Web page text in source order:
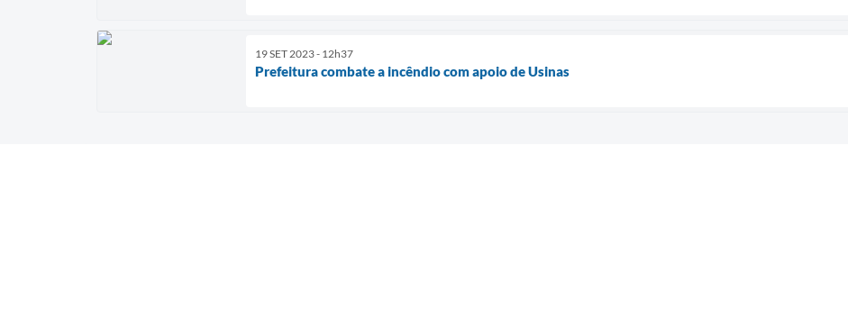
19 SET 2023 - 12h37
Prefeitura combate a incêndio com apoio de Usinas